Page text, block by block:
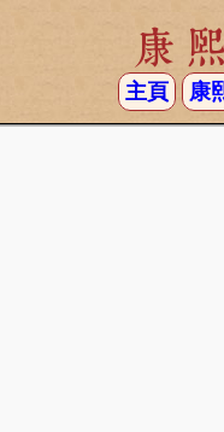
康
主頁 康